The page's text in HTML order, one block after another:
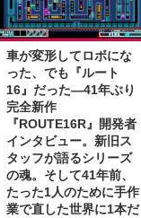
車が変形してロボにな
った、でも『ルート
16』だった―41年ぶり
完全新作
『ROUTE16R』開発者
インタビュー。新旧ス
タッフが語るシリーズ
の魂。そして41年前、
たった1人のために手作
業で直した世界に1本だ